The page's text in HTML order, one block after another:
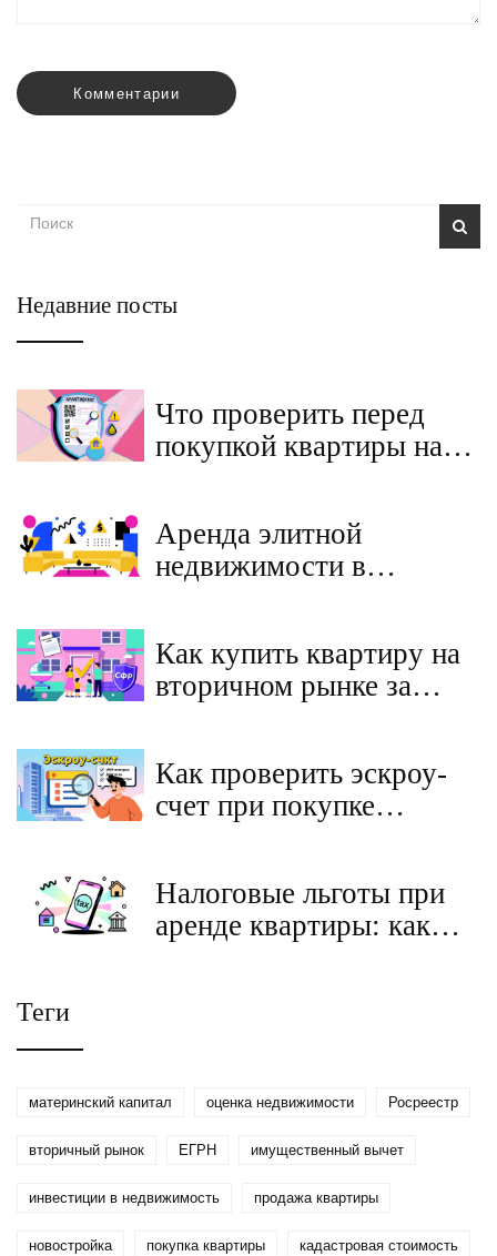
Комментарии
Недавние посты
Что проверить перед
покупкой квартиры на
года
Аренда элитной
недвижимости в
и советы для
арендаторов
Как купить квартиру на
вторичном рынке за
инструкция и важные
изменения
Как проверить эскроу-
счет при покупке
2026
Налоговые льготы при
аренде квартиры: как
Теги
материнский капитал оценка недвижимости Росреестр
вторичный рынок ЕГРН имущественный вычет
инвестиции в недвижимость продажа квартиры
новостройка покупка квартиры кадастровая стоимость